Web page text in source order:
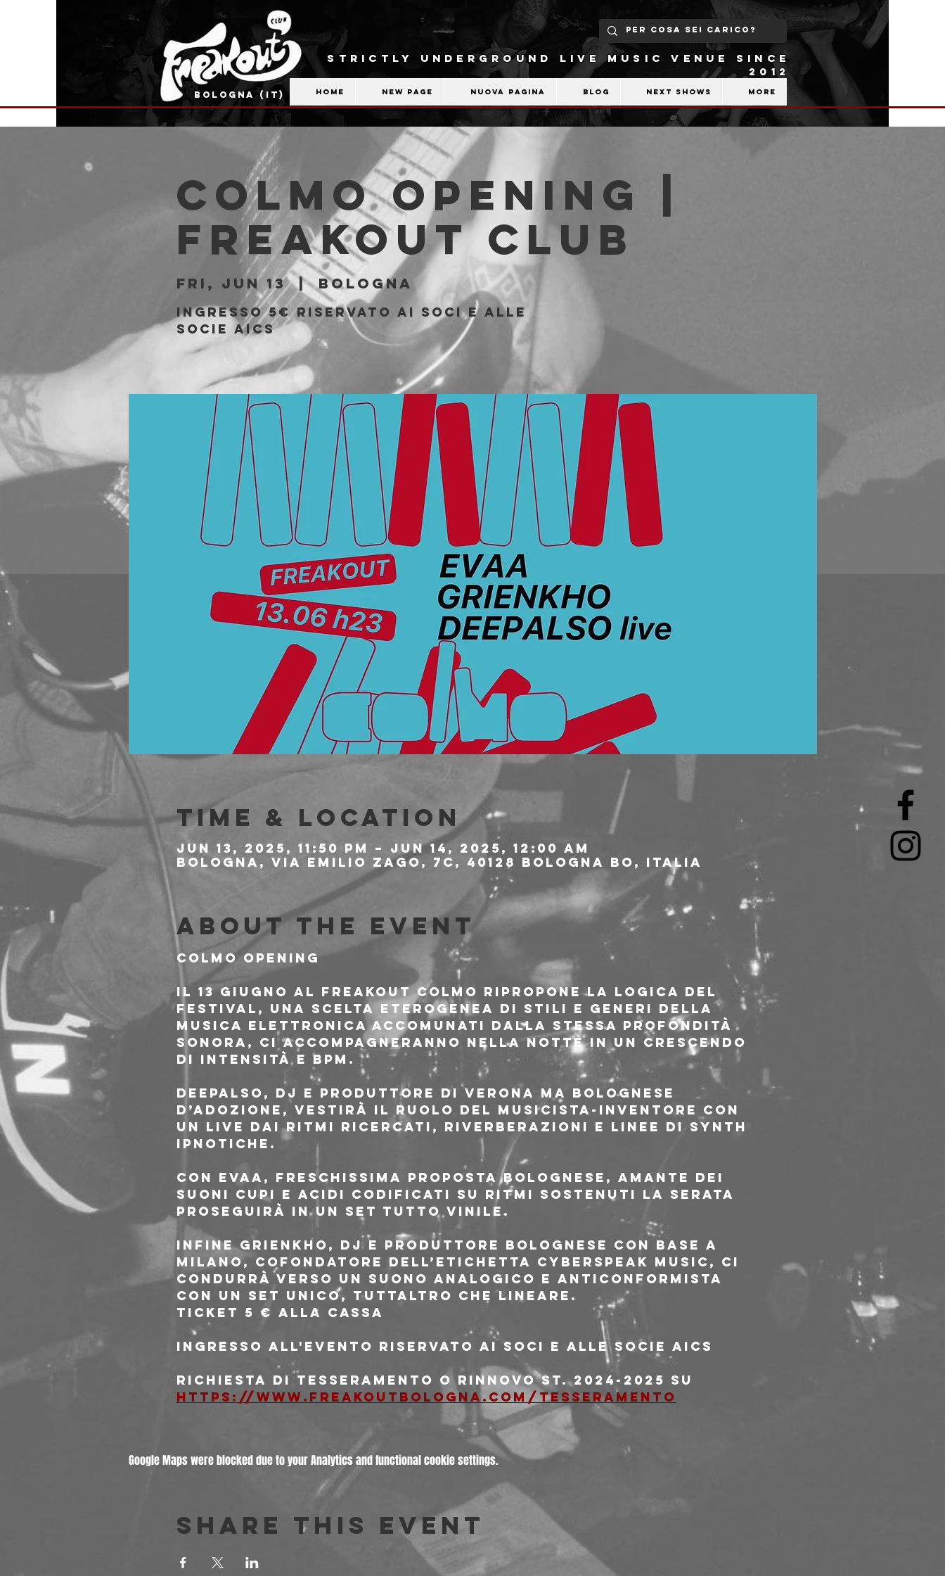
BOLOGNA (IT)
STRICTLY UNDERGROUND LIVE MUSIC VENUE SINCE
2012
Home New Page Nuova pagina Blog Next shows More
COLMO Opening |
Freakout Club
Fri, Jun 13
  |
Bologna
Ingresso 5€ riservato ai soci e alle
socie AICS
Time & Location
Jun 13, 2025, 11:50 PM – Jun 14, 2025, 12:00 AM
Bologna, Via Emilio Zago, 7c, 40128 Bologna BO, Italia
About the event
COLMO Opening
il 13 giugno al Freakout COLMO ripropone la logica del
festival, una scelta eterogenea di stili e generi della
musica elettronica accomunati dalla stessa profondità
sonora, ci accompagneranno nella notte in un crescendo
di intensità e bpm.
DEEPALSO, dj e produttore di Verona ma bolognese
d’adozione, vestirà il ruolo del musicista-inventore con
un live dai ritmi ricercati, riverberazioni e linee di synth
ipnotiche.
con EVAA, freschissima proposta bolognese, amante dei
suoni cupi e acidi codificati su ritmi sostenuti la serata
proseguirà in un set tutto vinile.
Infine GRIENKHO, dj e produttore bolognese con base a
Milano, cofondatore dell’etichetta Cyberspeak Music, ci
condurrà verso un suono analogico e anticonformista
con un set unico, tuttaltro che lineare.
Ticket 5 € alla cassa
Ingresso all'evento riservato ai soci e alle socie AICS
Richiesta di tesseramento o rinnovo st. 2024-2025 su
https://www.freakoutbologna.com/tesseramento
Google Maps were blocked due to your Analytics and functional cookie settings.
Share this event